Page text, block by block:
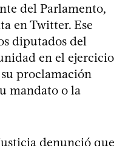
del Parlamento,
en Twitter. Ese
diputados del
en el ejercicio
su proclamación
mandato o la
denunció que